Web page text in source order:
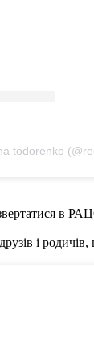
todorenko
в
і